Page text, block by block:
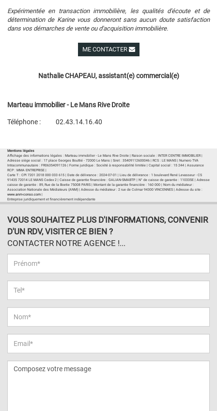
Expérimentée en transaction immobilière, les qualités d'écoute et de
détermination de Karine vous donneront sans aucun doute satisfaction
dans vos démarches de vente ou d'acquisition immobilière.
ME CONTACTER
Nathalie CHAPEAU, assistant(e) commercial(e)
Marteau immobilier - Le Mans Rive Droite
Téléphone :
02.43.14.16.40
Mentions légales
Affichage des informations légales : Marteau immobilier - Le Mans Rive Droite | Raison sociale : INTER CENTRE IMMOBILIER |
Adresse siège social : 17 place Georges Bouttié - 72000 Le Mans | Siret : 35409112600046 | RCS : LE MANS | Numero TVA
Intracommunautaire : FR06354091126 | Forme juridique : Société à responsabilité limitée | Capital social : 15 244 | Assurance
RCP : MMA ENTREPRISE |
Carte T : CPI 7201 2018 000 033 615 | Date de délivrance : 2024-07-01 | Lieu de délivrance : 1 boulevard René Levasseur - CS
91435 72014 LE MANS Cedex 2 | Caisse de garantie financière : GALIAN-SMABTP. | N° de caisse de garantie : 110335E | Adresse
caisse de garantie : 89, Rue de la Boetie 75008 PARIS | Montant de la garantie financière : 160 000 | Nom du médiateur :
Association Nationale des Médiateurs (ANM) | Adresse du médiateur : 2 rue de Colmar 94300 VINCENNES | Adresse du site :
www.anm-conso.com
Entreprise juridiquement et financièrement indépendante
VOUS SOUHAITEZ PLUS D'INFORMATIONS, CONVENIR
D'UN RDV, VISITER CE BIEN ?
CONTACTER NOTRE AGENCE !...